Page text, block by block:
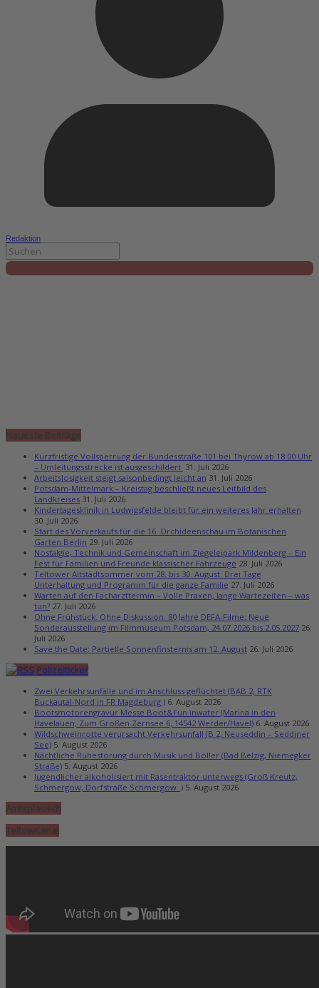
Redaktion
Neueste Beiträge
Kurzfristige Vollsperrung der Bundesstraße 101 bei Thyrow ab 18:00 Uhr
– Umleitungsstrecke ist ausgeschildert 31. Juli 2026
Arbeitslosigkeit steigt saisonbedingt leicht an 31. Juli 2026
Potsdam-Mittelmark – Kreistag beschließt neues Leitbild des
Landkreises 31. Juli 2026
Kindertagesklinik in Ludwigsfelde bleibt für ein weiteres Jahr erhalten
30. Juli 2026
Start des Vorverkaufs für die 16. Orchideenschau im Botanischen
Garten Berlin 29. Juli 2026
Nostalgie, Technik und Gemeinschaft im Ziegeleipark Mildenberg – Ein
Fest für Familien und Freunde klassischer Fahrzeuge 28. Juli 2026
Teltower Altstadtsommer vom 28. bis 30. August: Drei Tage
Unterhaltung und Programm für die ganze Familie 27. Juli 2026
Warten auf den Facharzttermin – Volle Praxen, lange Wartezeiten – was
tun? 27. Juli 2026
Ohne Frühstück. Ohne Diskussion. 80 Jahre DEFA-Filme: Neue
Sonderausstellung im Filmmuseum Potsdam, 24.07.2026 bis 2.05.2027 26.
Juli 2026
Save the Date: Partielle Sonnenfinsternis am 12. August 26. Juli 2026
Polizeiticker
Zwei Verkehrsunfälle und im Anschluss geflüchtet (BAB 2, RTK
Buckautal-Nord in FR Magdeburg ) 6. August 2026
Bootsmotorengravur Messe Boot&Fun inwater (Marina in den
Havelauen, Zum Großen Zernsee 6, 14542 Werder/Havel) 6. August 2026
Wildschweinrotte verursacht Verkehrsunfall (B 2, Neuseddin – Seddiner
See) 5. August 2026
Nächtliche Ruhestörung durch Musik und Böller (Bad Belzig, Niemegker
Straße) 5. August 2026
Jugendlicher alkoholisiert mit Rasentraktor unterwegs (Groß Kreutz,
Schmergow, Dorfstraße Schmergow ) 5. August 2026
Amtsplausch
TeltowKanal